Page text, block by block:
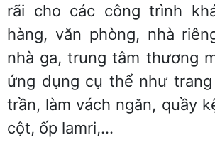
rãi cho các công trình
hàng, văn phòng, nhà
nhà ga, trung tâm thương
ứng dụng cụ thể như
trần, làm vách ngăn, quầy
cột, ốp lamri,…